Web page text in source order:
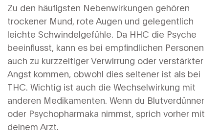
Zu den häufigsten Nebenwirkungen gehören
trockener Mund, rote Augen und gelegentlich
leichte Schwindelgefühle. Da HHC die Psyche
beeinflusst, kann es bei empfindlichen Personen
auch zu kurzzeitiger Verwirrung oder verstärkter
Angst kommen, obwohl dies seltener ist als bei
THC. Wichtig ist auch die Wechselwirkung mit
anderen Medikamenten. Wenn du Blutverdünner
oder Psychopharmaka nimmst, sprich vorher mit
deinem Arzt.